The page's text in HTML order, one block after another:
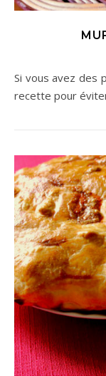
Si vous avez des poires mures à souhait, voici une idée de
recette pour